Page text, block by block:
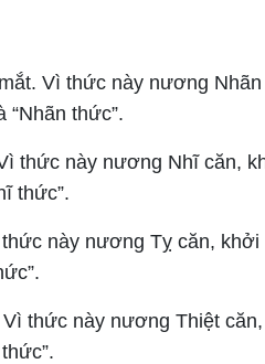
Vì thức này nương
“Nhãn thức”.
thức này nương Nhĩ căn,
thức”.
này nương Tỵ căn, khởi
thức này nương Thiệt